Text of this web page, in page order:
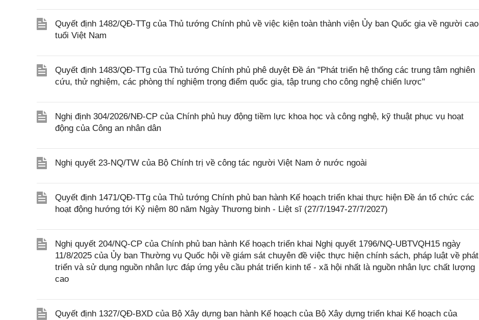
Quyết định 1482/QĐ-TTg của Thủ tướng Chính phủ về việc kiện toàn thành viện Ủy ban Quốc gia về người cao
tuổi Việt Nam
Quyết định 1483/QĐ-TTg của Thủ tướng Chính phủ phê duyệt Đề án "Phát triển hệ thống các trung tâm nghiên
cứu, thử nghiệm, các phòng thí nghiệm trọng điểm quốc gia, tập trung cho công nghệ chiến lược"
Nghị định 304/2026/NĐ-CP của Chính phủ huy động tiềm lực khoa học và công nghệ, kỹ thuật phục vụ hoạt
động của Công an nhân dân
Nghị quyết 23-NQ/TW của Bộ Chính trị về công tác người Việt Nam ở nước ngoài
Quyết định 1471/QĐ-TTg của Thủ tướng Chính phủ ban hành Kế hoạch triển khai thực hiện Đề án tổ chức các
hoạt động hướng tới Kỷ niệm 80 năm Ngày Thương binh - Liệt sĩ (27/7/1947-27/7/2027)
Nghị quyết 204/NQ-CP của Chính phủ ban hành Kế hoạch triển khai Nghị quyết 1796/NQ-UBTVQH15 ngày
11/8/2025 của Ủy ban Thường vụ Quốc hội về giám sát chuyên đề việc thực hiện chính sách, pháp luật về phát
triển và sử dụng nguồn nhân lực đáp ứng yêu cầu phát triển kinh tế - xã hội nhất là nguồn nhân lực chất lượng
cao
Quyết định 1327/QĐ-BXD của Bộ Xây dựng ban hành Kế hoạch của Bộ Xây dựng triển khai Kế hoạch của